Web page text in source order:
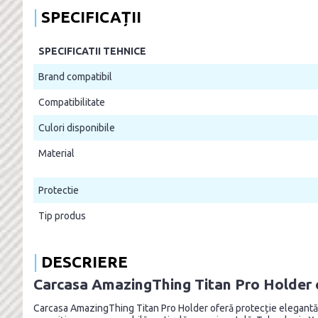
SPECIFICAȚII
SPECIFICATII TEHNICE
Brand compatibil
Compatibilitate
Culori disponibile
Material
Protectie
Tip produs
DESCRIERE
Carcasa AmazingThing Titan Pro
Carcasa AmazingThing Titan Pro Holder oferă protecție